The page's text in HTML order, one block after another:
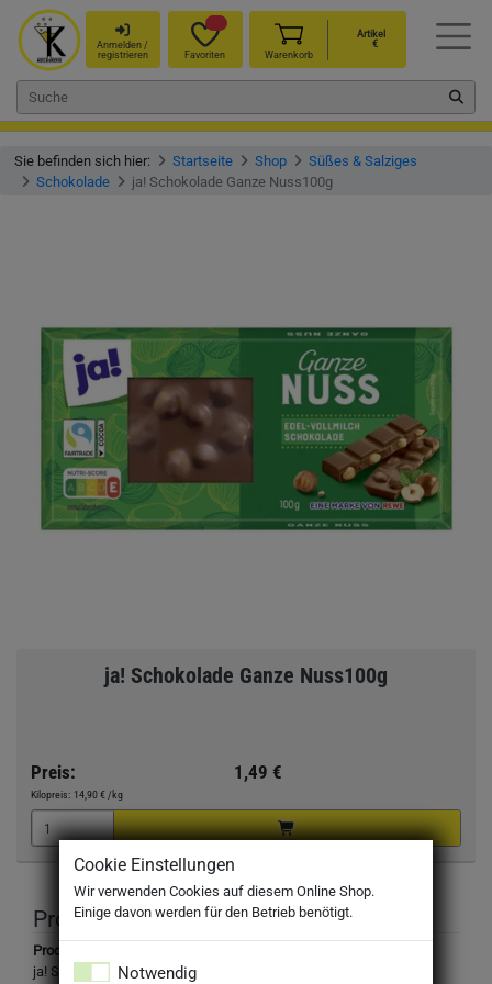
Anmelden /
registrieren
Favoriten Warenkorb
Artikel
€
Sie befinden sich hier: Startseite Shop
Süßes & Salziges
Schokolade
ja! Schokolade Ganze Nuss100g
ja! Schokolade Ganze Nuss100g
Preis: 1,49 €
Kilopreis: 14,90 € /kg
Produktbeschreibung
Produktbezeichnung:
ja! Schokolade Ganze Nuss 100g
Cookie Einstellungen
Wir verwenden Cookies auf diesem Online Shop.
Einige davon werden für den Betrieb benötigt.
Notwendig